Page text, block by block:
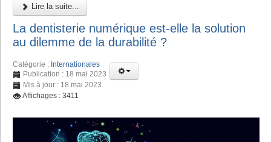
Lire la suite...
La dentisterie numérique est-elle la solution
au dilemme de la durabilité ?
Catégorie : Internationales
Publication : 18 mai 2023
Mis à jour : 18 mai 2023
Affichages : 3411